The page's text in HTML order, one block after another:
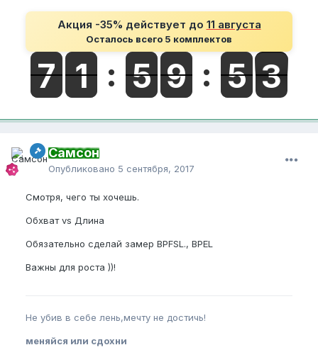
Акция -35% действует до 11 августа
Осталось всего 5 комплектов
Самсон
Опубликовано 5 сентября, 2017
Смотря, чего ты хочешь.
Обхват vs Длина
Обязательно сделай замер BPFSL., BPEL
Важны для роста ))!
Не убив в себе лень,мечту не достичь!
меняйся или сдохни